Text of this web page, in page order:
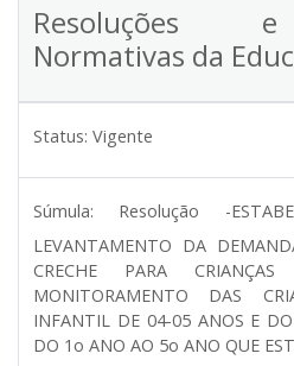
Resoluções
Normativas da
Status: Vigente
Súmula:
Resolução -
LEVANTAMENTO DA
CRECHE PARA
MONITORAMENTO DAS
INFANTIL DE 04-05 ANOS E
DO 1o ANO AO 5o ANO QUE